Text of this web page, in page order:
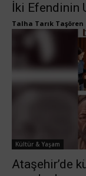
İki Efendinin
Talha Tarık Taşören
Kültür & Yaşam
Ataşehir’de